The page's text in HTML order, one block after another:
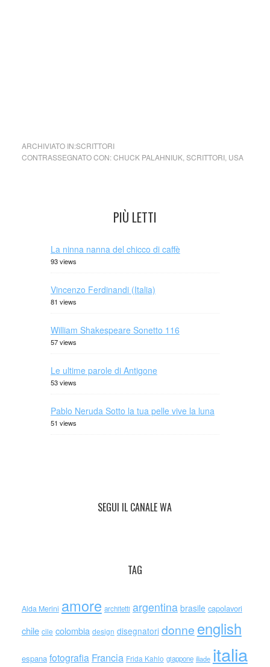
ARCHIVIATO IN:SCRITTORI
CONTRASSEGNATO CON:CHUCK PALAHNIUK, SCRITTORI, USA
PIÙ LETTI
La ninna nanna del chicco di caffè
93 views
Vincenzo Ferdinandi (Italia)
81 views
William Shakespeare Sonetto 116
57 views
Le ultime parole di Antigone
53 views
Pablo Neruda Sotto la tua pelle vive la luna
51 views
SEGUI IL CANALE WA
TAG
Alda Merini amore architetti argentina brasile capolavori
chile cile colombia design disegnatori donne english
espana fotografia Francia Frida Kahlo giappone iliade italia